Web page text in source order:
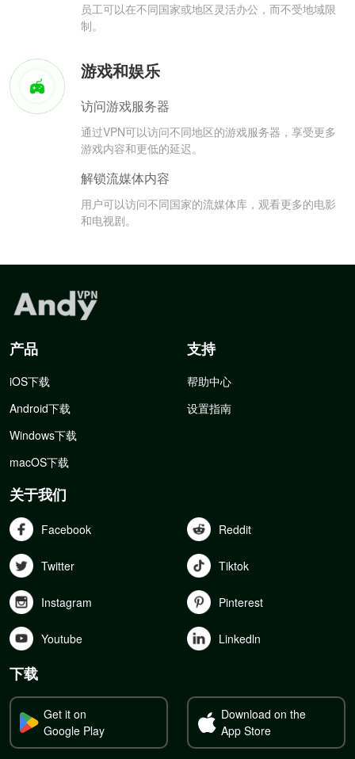
员工可以在不同国家或地区灵活办公，而不受地域限
制。
游戏和娱乐
访问游戏服务器
通过VPN可以访问不同地区的游戏服务器，享受更多
游戏内容和更低的延迟。
解锁流媒体内容
用户可以访问不同国家的流媒体库，观看更多的电影
和电视剧。
产品
iOS下载
Android下载
Windows下载
macOS下载
支持
帮助中心
设置指南
关于我们
Facebook Reddit
Twitter Tiktok
Instagram Pinterest
Youtube Linkedln
下载
Get it on
Google Play
Download on the
App Store